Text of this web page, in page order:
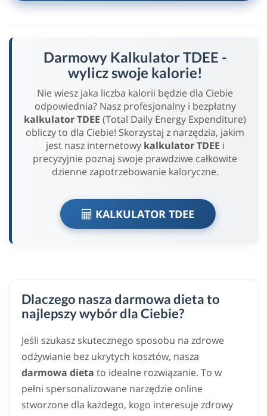
Darmowy Kalkulator TDEE -
wylicz swoje kalorie!
Nie wiesz jaka liczba kalorii będzie dla Ciebie
odpowiednia? Nasz profesjonalny i bezpłatny
kalkulator TDEE (Total Daily Energy Expenditure)
obliczy to dla Ciebie! Skorzystaj z narzędzia, jakim
jest nasz internetowy kalkulator TDEE i
precyzyjnie poznaj swoje prawdziwe całkowite
dzienne zapotrzebowanie kaloryczne.
KALKULATOR TDEE
Dlaczego nasza darmowa dieta to
najlepszy wybór dla Ciebie?
Jeśli szukasz skutecznego sposobu na zdrowe
odżywianie bez ukrytych kosztów, nasza
darmowa dieta to idealne rozwiązanie. To w
pełni spersonalizowane narzędzie online
stworzone dla każdego, kogo interesuje zdrowy